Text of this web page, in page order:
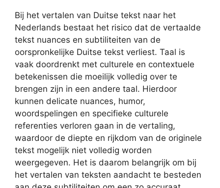
Bij het vertalen van Duitse tekst naar het
Nederlands bestaat het risico dat de vertaalde
tekst nuances en subtiliteiten van de
oorspronkelijke Duitse tekst verliest. Taal is
vaak doordrenkt met culturele en contextuele
betekenissen die moeilijk volledig over te
brengen zijn in een andere taal. Hierdoor
kunnen delicate nuances, humor,
woordspelingen en specifieke culturele
referenties verloren gaan in de vertaling,
waardoor de diepte en rijkdom van de originele
tekst mogelijk niet volledig worden
weergegeven. Het is daarom belangrijk om bij
het vertalen van teksten aandacht te besteden